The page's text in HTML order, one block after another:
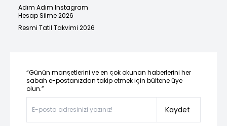
Adım Adım Instagram
Hesap Silme 2026
Resmi Tatil Takvimi 2026
“Günün manşetlerini ve en çok okunan haberlerini her
sabah e-postanızdan takip etmek için bültene üye
olun.”
Kaydet